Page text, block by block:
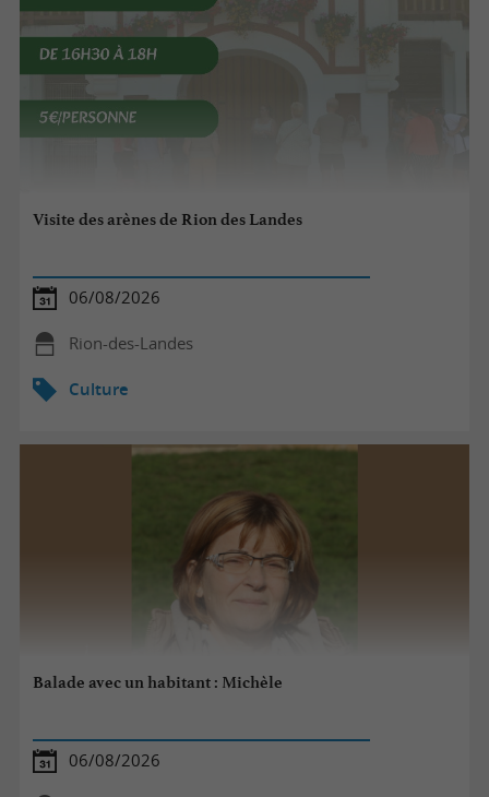
Visite des arènes de Rion des Landes
06/08/2026
Rion-des-Landes
Culture
Balade avec un habitant : Michèle
06/08/2026